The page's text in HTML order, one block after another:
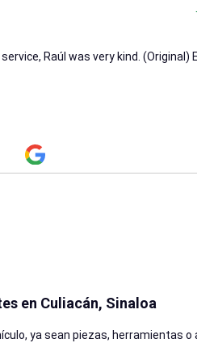
Raúl was very kind. (Original)
en Culiacán, Sinaloa
ya sean piezas, herramientas